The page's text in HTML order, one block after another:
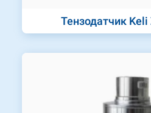
Тензодатчик Keli